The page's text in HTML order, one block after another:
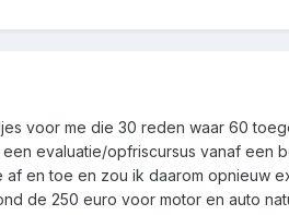
voor me die 30 reden waar 60
evaluatie/opfriscursus vanaf een
en toe en zou ik daarom opnieuw
de 250 euro voor motor en auto